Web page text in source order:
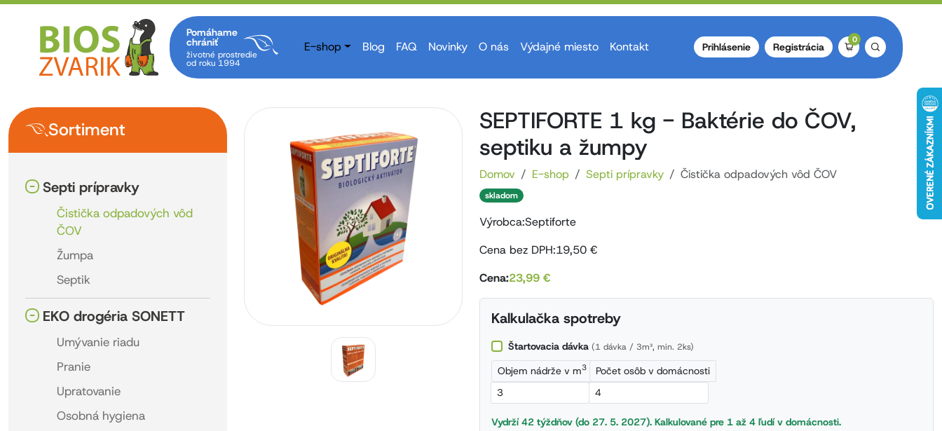
Pomáhame
chrániť
životné prostredie
od roku 1994
E-shop Blog FAQ Novinky O nás Výdajné miesto Kontakt Prihlásenie Registrácia
0
Sortiment
Septi prípravky
Čistička odpadových vôd
ČOV
Žumpa
Septik
EKO drogéria SONETT
Umývanie riadu
Pranie
Upratovanie
Osobná hygiena
SEPTIFORTE 1 kg - Baktérie do ČOV,
septiku a žumpy
Domov E-shop Septi prípravky Čistička odpadových vôd ČOV
skladom
Výrobca:Septiforte
Cena bez DPH:19,50 €
Cena:23,99 €
Kalkulačka spotreby
Štartovacia dávka (1 dávka / 3m³, min. 2ks)
Objem nádrže v m3 Počet osôb v domácnosti
Vydrží 42 týždňov (do 27. 5. 2027). Kalkulované pre 1 až 4 ľudí v domácnosti.